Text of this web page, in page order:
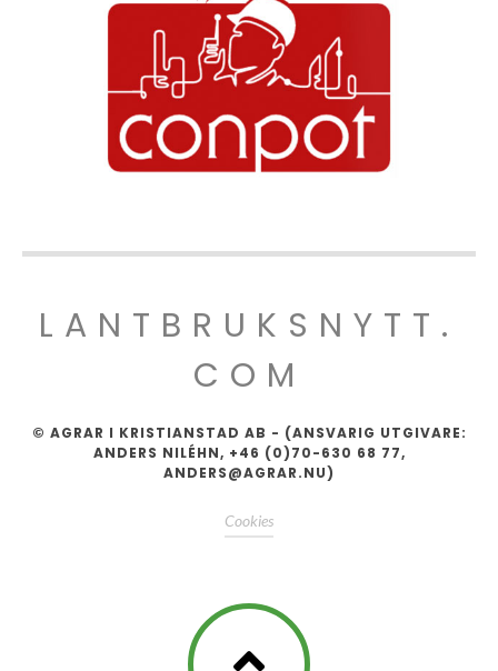
LANTBRUKSNYTT.
COM
© AGRAR I KRISTIANSTAD AB - (ANSVARIG UTGIVARE:
ANDERS NILÉHN, +46 (0)70-630 68 77,
ANDERS@AGRAR.NU)
Cookies